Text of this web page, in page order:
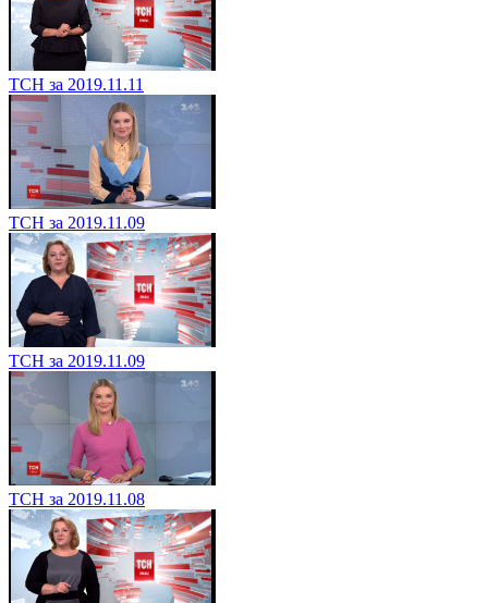
ТСН за 2019.11.11
ТСН за 2019.11.09
ТСН за 2019.11.09
ТСН за 2019.11.08